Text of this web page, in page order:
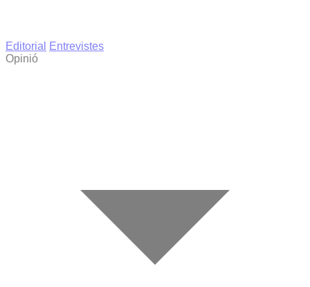
Editorial
Entrevistes
Opinió